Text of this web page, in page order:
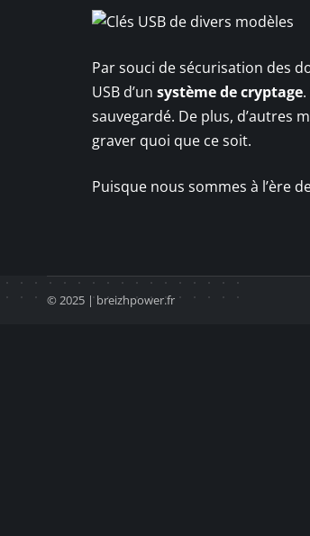
Par souci de sécurisation des
USB d’un système de cryptage
sauvegardé. De plus, d’autres
graver quoi que ce soit.
Puisque nous sommes à l’ère
© 2025 | breizhpower.fr